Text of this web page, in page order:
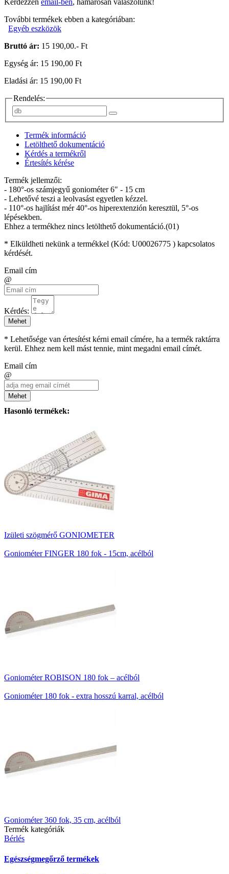
További termékek ebben a kategóriában:
Egyéb eszközök
Bruttó ár: 15 190,00.- Ft
Egység ár: 15 190,00 Ft
Eladási ár: 15 190,00 Ft
Rendelés:
Termék információ
Letölthető dokumentáció
Kérdés a termékről
Értesítés kérése
Termék jellemzői:
- 180°-os számjegyű goniométer 6" - 15 cm
- Lehetővé teszi a leolvasást egyetlen kézzel.
- 110°-os hajlítást mér 40°-os hiperextenzión keresztül, 5°-os
lépésekben.
Ehhez a termékhez nincs letölthető dokumentáció.(01)
* Elküldheti nekünk a termékkel (Kód: U00026775 ) kapcsolatos
kérdését.
Email cím
@
Kérdés:
Mehet
* Lehetősége van értesítést kérni email címére, ha a termék raktárra
kerül. Ehhez nem kell mást tennie, mint megadni email címét.
Email cím
@
Mehet
Hasonló termékek:
Izületi szögmérő GONIOMETER
Goniométer FINGER 180 fok - 15cm, acélból
Goniométer ROBISON 180 fok – acélból
Goniométer 180 fok - extra hosszú karral, acélból
Goniométer 360 fok, 35 cm, acélból
Termék kategóriák
Bérlés
Egészségmegőrző termékek